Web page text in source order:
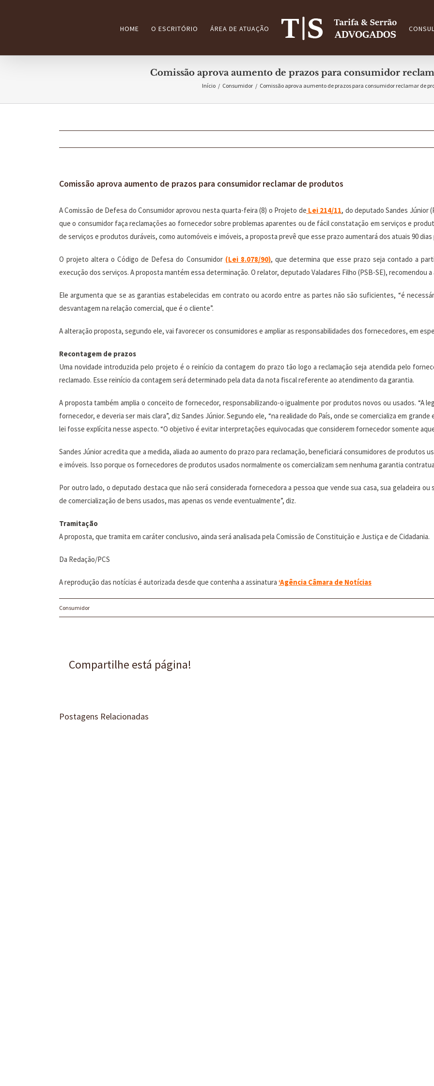
HOME O ESCRITÓRIO ÁREA DE ATUAÇÃO
Comissão aprova aumento de prazos para consumidor
Início / Consumidor / Comissão aprova aumento de prazos para consumidor reclamar de
Comissão aprova aumento de prazos para consumidor reclamar de produtos
A Comissão de Defesa do Consumidor aprovou nesta quarta-feira (8) o Projeto de Lei 214/11, do deputado Sandes Júnior
que o consumidor faça reclamações ao fornecedor sobre problemas aparentes ou de fácil constatação em serviços e
de serviços e produtos duráveis, como automóveis e imóveis, a proposta prevê que esse prazo aumentará dos atuais 90 dias
O projeto altera o Código de Defesa do Consumidor (Lei 8.078/90), que determina que esse prazo seja contado a
execução dos serviços. A proposta mantém essa determinação. O relator, deputado Valadares Filho (PSB-SE), recomendou
Ele argumenta que se as garantias estabelecidas em contrato ou acordo entre as partes não são suficientes, “é
desvantagem na relação comercial, que é o cliente”.
A alteração proposta, segundo ele, vai favorecer os consumidores e ampliar as responsabilidades dos fornecedores, em
Recontagem de prazos
Uma novidade introduzida pelo projeto é o reinício da contagem do prazo tão logo a reclamação seja atendida pelo
reclamado. Esse reinício da contagem será determinado pela data da nota fiscal referente ao atendimento da garantia.
A proposta também amplia o conceito de fornecedor, responsabilizando-o igualmente por produtos novos ou usados. “A
fornecedor, e deveria ser mais clara”, diz Sandes Júnior. Segundo ele, “na realidade do País, onde se comercializa em
lei fosse explícita nesse aspecto. “O objetivo é evitar interpretações equivocadas que considerem fornecedor somente
Sandes Júnior acredita que a medida, aliada ao aumento do prazo para reclamação, beneficiará consumidores de produtos
e imóveis. Isso porque os fornecedores de produtos usados normalmente os comercializam sem nenhuma garantia
Por outro lado, o deputado destaca que não será considerada fornecedora a pessoa que vende sua casa, sua geladeira ou
de comercialização de bens usados, mas apenas os vende eventualmente”, diz.
Tramitação
A proposta, que tramita em caráter conclusivo, ainda será analisada pela Comissão de Constituição e Justiça e de Cidadania.
Da Redação/PCS
A reprodução das notícias é autorizada desde que contenha a assinatura ‘Agência Câmara de Notícias
Consumidor
Compartilhe está página!
Postagens Relacionadas